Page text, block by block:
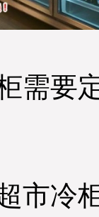
需要
市冷